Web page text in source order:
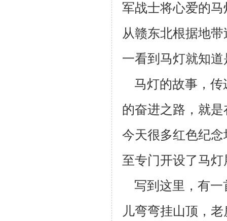
军战士将心爱的
从赣东北根据地
一看到马灯就知道
马灯的故事，传
的奋进之路，就
今天很多红色纪念
至专门开设了马
写到这里，有一
儿弯弯挂山顶，